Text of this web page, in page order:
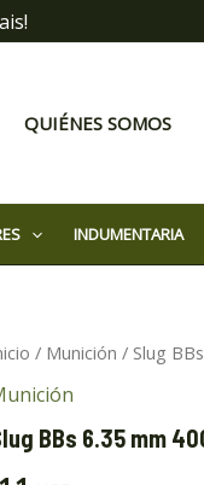
QUIÉNES SOMOS
INDUMENTARIA
/ Munición / Slug
BBs 6.35 mm